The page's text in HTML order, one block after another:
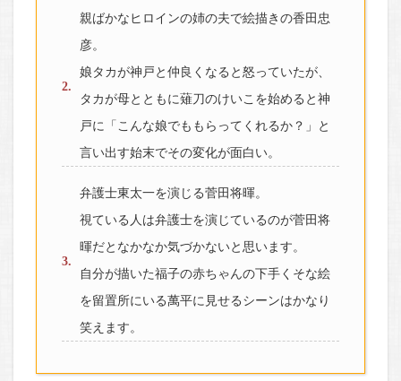
親ばかなヒロインの姉の夫で絵描きの香田忠
彦。
娘タカが神戸と仲良くなると怒っていたが、
タカが母とともに薙刀のけいこを始めると神
戸に「こんな娘でももらってくれるか？」と
言い出す始末でその変化が面白い。
弁護士東太一を演じる菅田将暉。
視ている人は弁護士を演じているのが菅田将
暉だとなかなか気づかないと思います。
自分が描いた福子の赤ちゃんの下手くそな絵
を留置所にいる萬平に見せるシーンはかなり
笑えます。